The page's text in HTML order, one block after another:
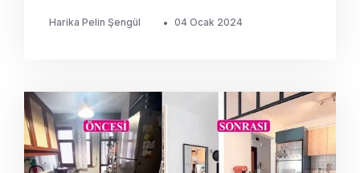
Harika Pelin Şengül • 04 Ocak 2024